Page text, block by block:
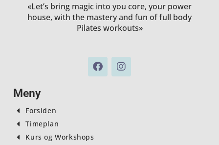
«Let’s bring magic into you core, your power
house, with the mastery and fun of full body
Pilates workouts»
F
a
I
n
Meny
Forsiden
Timeplan
Kurs og Workshops